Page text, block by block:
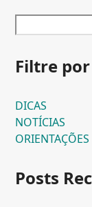
Filtre
DICAS
NOTÍCIAS
ORIENTAÇÕES
Posts